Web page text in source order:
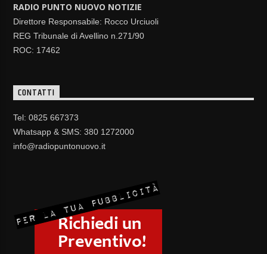
RADIO PUNTO NUOVO NOTIZIE
Direttore Responsabile: Rocco Urciuoli
REG Tribunale di Avellino n.271/90
ROC: 17462
CONTATTI
Tel: 0825 667373
Whatsapp & SMS: 380 1272000
info@radiopuntonuovo.it